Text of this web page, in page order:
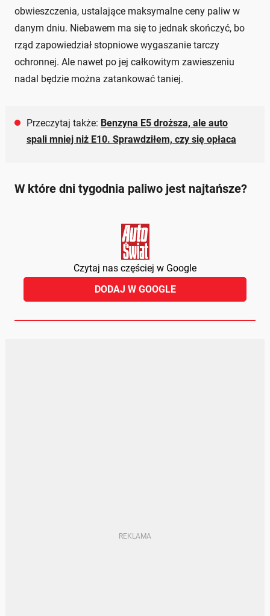
obwieszczenia, ustalające maksymalne ceny paliw w
danym dniu. Niebawem ma się to jednak skończyć, bo
rząd zapowiedział stopniowe wygaszanie tarczy
ochronnej. Ale nawet po jej całkowitym zawieszeniu
nadal będzie można zatankować taniej.
Przeczytaj także: Benzyna E5 droższa, ale auto
spali mniej niż E10. Sprawdziłem, czy się opłaca
W które dni tygodnia paliwo jest najtańsze?
Czytaj nas częściej w Google
DODAJ W GOOGLE